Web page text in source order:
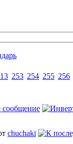
253 254 255 256
сообщение
chuchaki